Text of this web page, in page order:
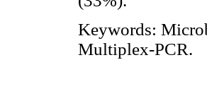
Keywords:
Multiplex-PCR.